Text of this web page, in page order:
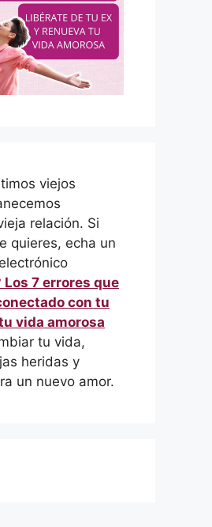
viejos
relación. Si
quieres, echa un
Los 7 errores que
con tu
vida amorosa
tu vida,
heridas y
un nuevo amor.